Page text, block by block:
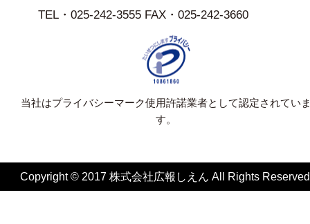
TEL・025-242-3555 FAX・025-242-3660
当社はプライバシーマーク使用許諾業者として認定されてい
す。
Copyright © 2017 株式会社広報しえん All Rights